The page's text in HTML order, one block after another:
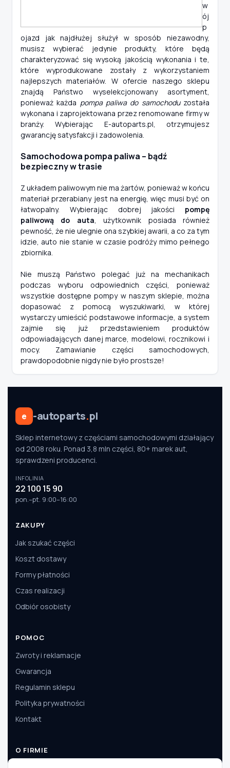
w
ój
p
ojazd jak najdłużej służył w sposób niezawodny,
musisz wybierać jedynie produkty, które będą
charakteryzować się wysoką jakością wykonania i te,
które wyprodukowane zostały z wykorzystaniem
najlepszych materiałów. W ofercie naszego sklepu
znajdą Państwo wyselekcjonowany asortyment,
ponieważ każda pompa paliwa do samochoduzostała
wykonana i zaprojektowana przez renomowane firmy w
branży. Wybierając E-autoparts.pl, otrzymujesz
gwarancję satysfakcji i zadowolenia.
Samochodowa pompa paliwa – bądź
bezpieczny w trasie
Z układem paliwowym nie ma żartów, ponieważ w końcu
materiał przerabiany jest na energię, więc musi być on
łatwopalny. Wybierając dobrej jakości pompę
paliwową do auta, użytkownik posiada również
pewność, że nie ulegnie ona szybkiej awarii, a co za tym
idzie, auto nie stanie w czasie podróży mimo pełnego
zbiornika.
Nie muszą Państwo polegać już na mechanikach
podczas wyboru odpowiednich części, ponieważ
wszystkie dostępne pompy w naszym sklepie, można
dopasować z pomocą wyszukiwarki, w której
wystarczy umieścić podstawowe informacje, a system
zajmie się już przedstawieniem produktów
odpowiadających danej marce, modelowi, rocznikowi i
mocy. Zamawianie części samochodowych,
prawdopodobnie nigdy nie było prostsze!
e -autoparts.pl
Sklep internetowy z częściami samochodowymi działający
od 2008 roku. Ponad 3,8 mln części, 80+ marek aut,
sprawdzeni producenci.
INFOLINIA
22 100 15 90
pon.–pt. 9:00–16:00
ZAKUPY
Jak szukać części
Koszt dostawy
Formy płatności
Czas realizacji
Odbiór osobisty
POMOC
Zwroty i reklamacje
Gwarancja
Regulamin sklepu
Polityka prywatności
Kontakt
O FIRMIE